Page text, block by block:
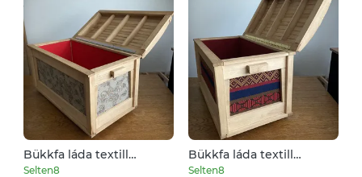
Bükkfa láda textill
oldalbetétekkel
Selten8
Bükkfa láda textill
oldalbetétekkel
Selten8